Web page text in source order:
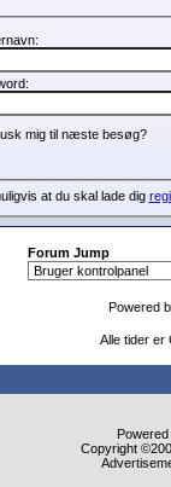
mig til næste besøg?
at du skal lade dig
Forum Jump
Powered
Alle tider er
Copyright